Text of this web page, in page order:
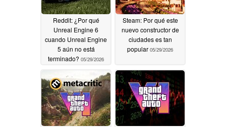
Reddit: ¿Por qué
Unreal Engine 6
cuando Unreal Engine
5 aún no está
terminado? 05/29/2026
Steam: Por qué este
nuevo constructor de
ciudades es tan
popular 05/29/2026